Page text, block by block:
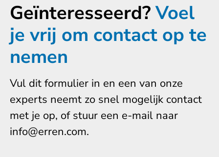
Geïnteresseerd?Voel
je vrij om contact op te
nemen
Vul dit formulier in en een van onze
experts neemt zo snel mogelijk contact
met je op, of stuur een e-mail naar
info@erren.com.